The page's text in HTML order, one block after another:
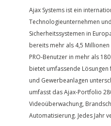
Ajax Systems ist ein
Technologieunternehmen
Sicherheitssystemen in
bereits mehr als 4,5
PRO-Benutzer in mehr als
bietet umfassende Lösungen
und Gewerbeanlagen
umfasst das Ajax-Portfolio
Videoüberwachung,
Automatisierung. Jedes Jahr